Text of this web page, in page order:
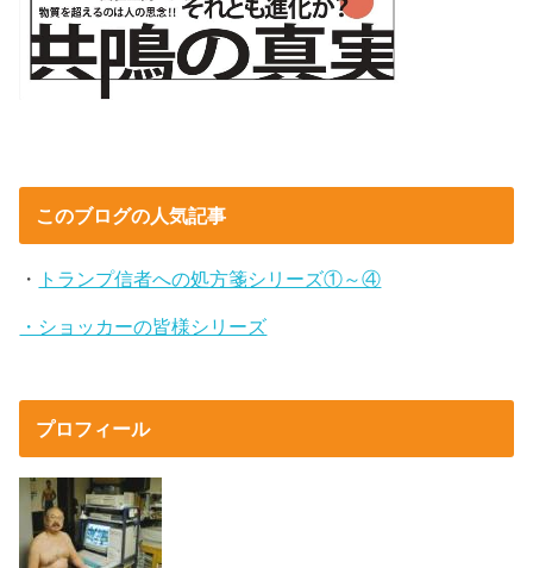
このブログの人気記事
・ トランプ信者への処方箋シリーズ①～④
・ショッカーの皆様シリーズ
プロフィール